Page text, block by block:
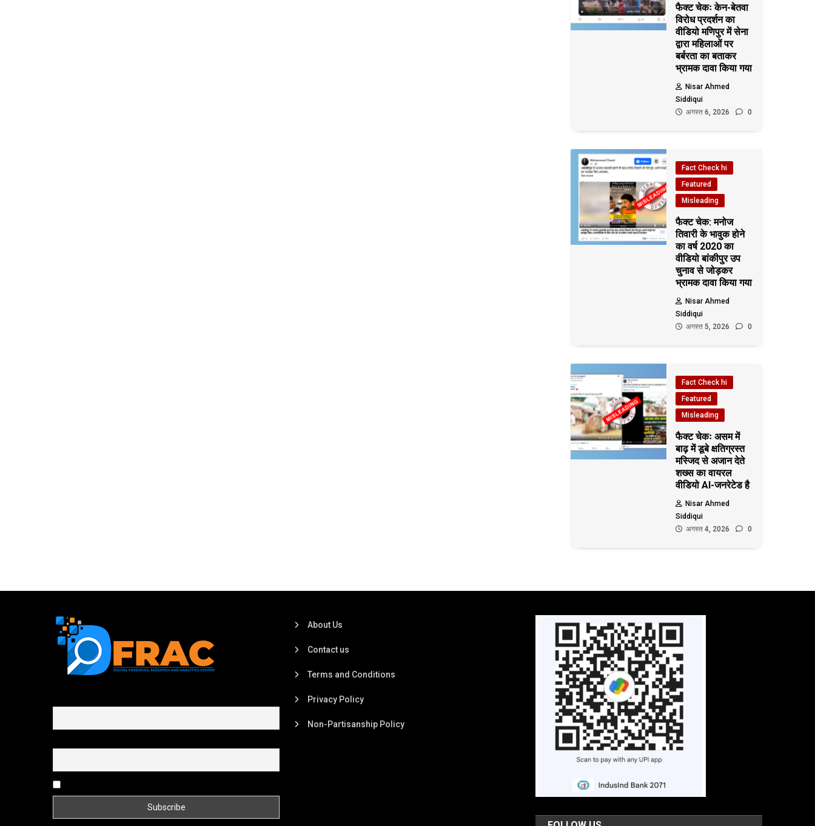
फैक्ट चेकः केन-बेतवा
विरोध प्रदर्शन का
वीडियो मणिपुर में सेना
द्वारा महिलाओं पर
बर्बरता का बताकर
भ्रामक दावा किया गया
Nisar Ahmed
Siddiqui
अगस्त 6, 2026
0
Fact Check hi
Featured
Misleading
फैक्ट चेक: मनोज
तिवारी के भावुक होने
का वर्ष 2020 का
वीडियो बांकीपुर उप
चुनाव से जोड़कर
भ्रामक दावा किया गया
Nisar Ahmed
Siddiqui
अगस्त 5, 2026
0
Fact Check hi
Featured
Misleading
फैक्ट चेकः असम में
बाढ़ में डूबे क्षतिग्रस्त
मस्जिद से अजान देते
शख्स का वायरल
वीडियो AI-जनरेटेड है
Nisar Ahmed
Siddiqui
अगस्त 4, 2026
0
About Us
Contact us
Terms and Conditions
Privacy Policy
Non-Partisanship Policy